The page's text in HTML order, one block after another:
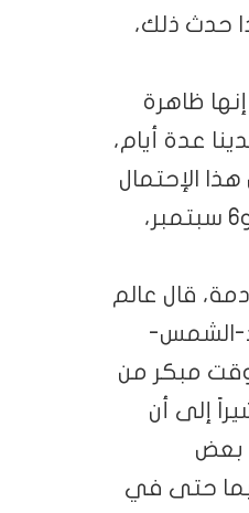
حدث ذلك،
ظاهرة
عدة أيام،
الإحتمال
لنشاط زلزالي قوي وكبير في أعقاب هندسة الكواكب الحرجة يومي 4 و6 سبتمبر،
قال عالم
بضعة إقترانات كوكبية : يوم 14 عطارد-الشمس-
مبكر من
إلى أن
بعض
لذلك التي قد تتخطى 5.6 درجة، وربما حتى في